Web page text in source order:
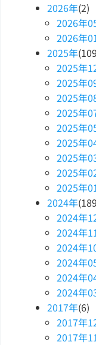
2026年(2)
2026年
2026年
2025年
2025年
2025年
2025年
2025年
2025年
2025年
2025年
2025年
2025年
2024年
2024年
2024年
2024年
2024年
2024年
2024年
2017年(6)
2017年
2017年